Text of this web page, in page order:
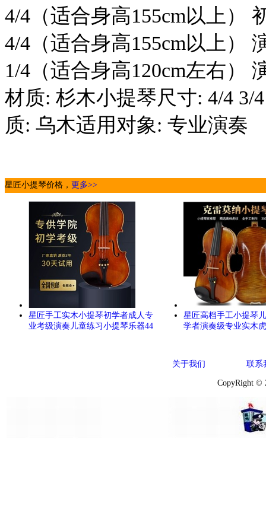
4/4（适合身高155cm以上）
4/4（适合身高155cm以上）
1/4（适合身高120cm左右）
材质: 杉木小提琴尺寸: 4/4 3/
质: 乌木适用对象: 专业演奏
星匠小提琴价格， 更多>>
星匠手工实木小提琴初学者成人专
业考级演奏儿童练习小提琴乐器44
星匠高档手工小提琴
学者演奏级专业实木
关于我们 联系
CopyRight ©